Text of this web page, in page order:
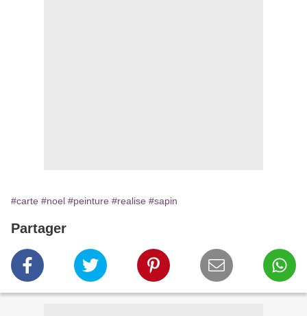
#carte #noel #peinture #realise #sapin
Partager